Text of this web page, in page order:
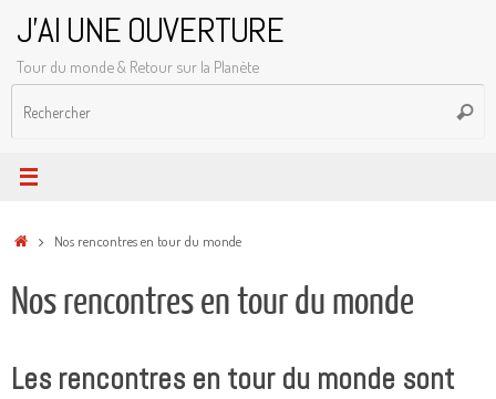
contenu
J'AI UNE OUVERTURE
Tour du monde & Retour sur la Planète
AccueilNos rencontres en tour du monde
Nos rencontres en tour du monde
Les rencontres en tour du monde sont